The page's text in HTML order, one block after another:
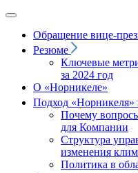
Обращение
Резюме
Ключевые
за 2024 год
О «Норникеле»
Подход «Норникеля»
Почему
для Компании
Структура
изменения
Политика в